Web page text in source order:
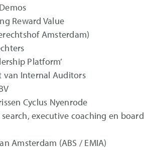
Reward Value
Amsterdam)
Platform’
van Internal Auditors
Cyclus Nyenrode
executive coaching en board
Amsterdam (ABS / EMIA)